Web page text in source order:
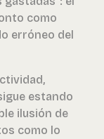
como
erróneo del
estando
ilusión de
como lo